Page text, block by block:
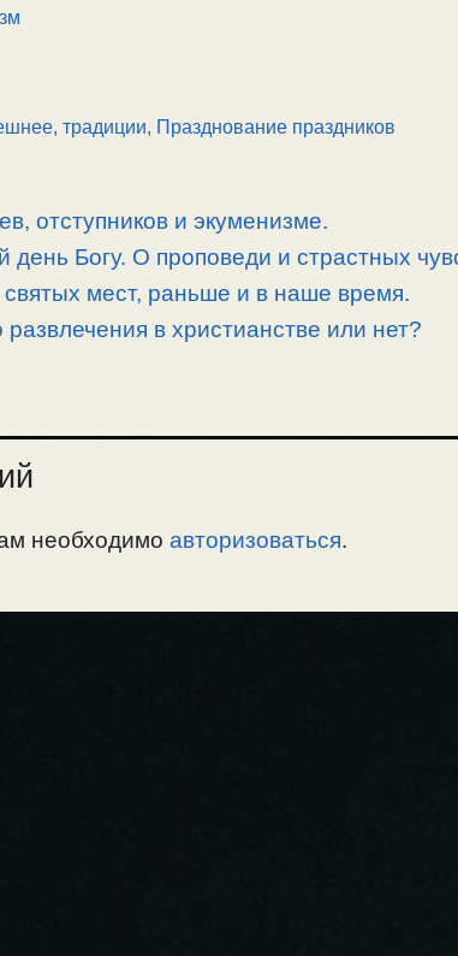
традиции, Празднование праздников
отступников и экуменизме.
день Богу. О проповеди и страстных
мест, раньше и в наше время.
в христианстве или нет?
необходимо авторизоваться.